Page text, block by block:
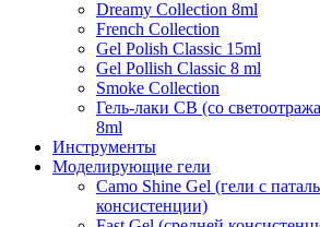
Dreamy Collection 8ml
French Collection
Gel Polish Classic 15ml
Gel Pollish Classic 8 ml
Smoke Collection
Гель-лаки СВ (со
8ml
Инструменты
Моделирующие гели
Camo Shine Gel (гели с
консистенции)